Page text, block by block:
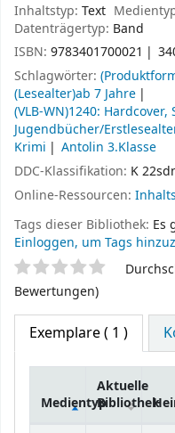
Inhaltstyp: Text
Datenträgertyp: Band
ISBN: 9783401700021
Schlagwörter:
(Lesealter)ab 7 Jahre
(VLB-WN)1240:
Jugendbücher/
Krimi
Antolin 3.Klasse
DDC-Klassifikation: K
Online-Ressourcen:
Tags dieser Bibliothek: Es
Einloggen, um Tags
Bewertungen)
Exemplare( 1 )
Medientyp
Aktuelle
Bibliothek